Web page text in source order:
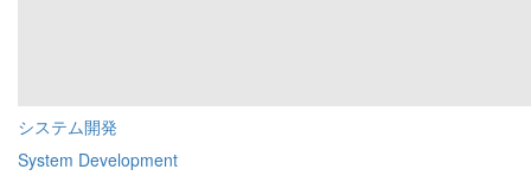
システム開発
System Development